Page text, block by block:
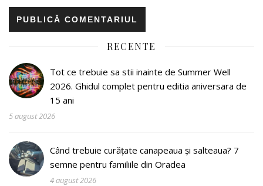
RECENTE
Tot ce trebuie sa stii inainte de Summer Well
2026. Ghidul complet pentru editia aniversara de
15 ani
5 august 2026
Când trebuie curățate canapeaua și salteaua? 7
semne pentru familiile din Oradea
4 august 2026